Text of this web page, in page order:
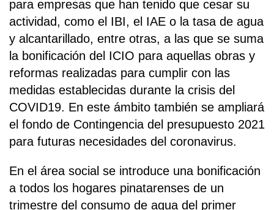
para empresas que han tenido que cesar su
actividad, como el IBI, el IAE o la tasa de agua
y alcantarillado, entre otras, a las que se suma
la bonificación del ICIO para aquellas obras y
reformas realizadas para cumplir con las
medidas establecidas durante la crisis del
COVID19. En este ámbito también se ampliará
el fondo de Contingencia del presupuesto 2021
para futuras necesidades del coronavirus.
En el área social se introduce una bonificación
a todos los hogares pinatarenses de un
trimestre del consumo de agua del primer